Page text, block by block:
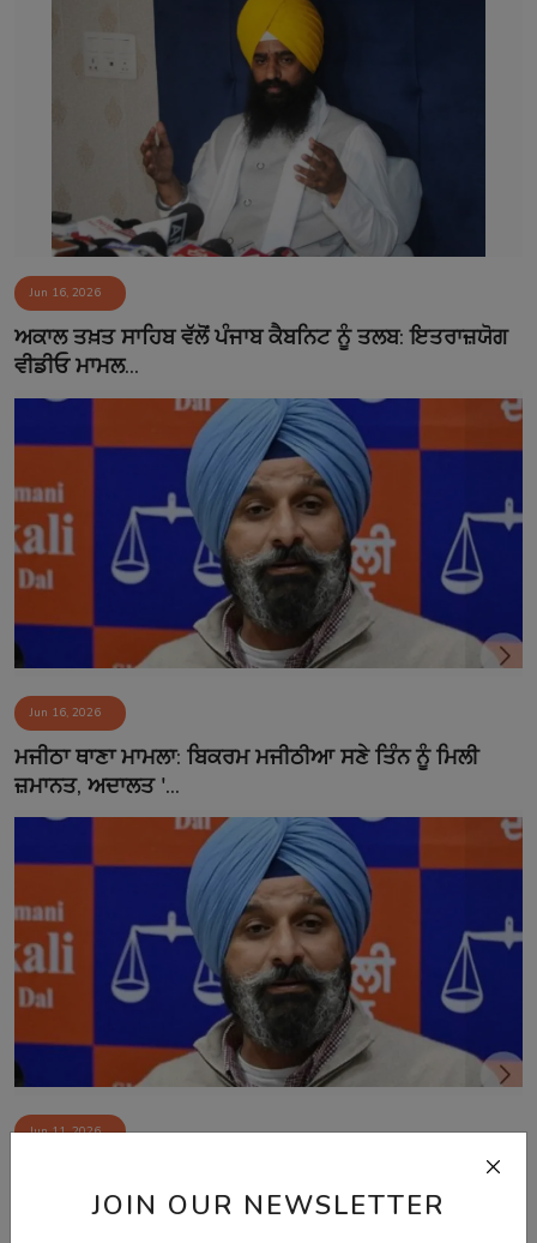
JOIN OUR NEWSLETTER
Jun 16, 2026
ਅਕਾਲ ਤਖ਼ਤ ਸਾਹਿਬ ਵੱਲੋਂ ਪੰਜਾਬ ਕੈਬਨਿਟ ਨੂੰ ਤਲਬ: ਇਤਰਾਜ਼ਯੋਗ
ਵੀਡੀਓ ਮਾਮਲ...
Jun 16, 2026
ਮਜੀਠਾ ਥਾਣਾ ਮਾਮਲਾ: ਬਿਕਰਮ ਮਜੀਠੀਆ ਸਣੇ ਤਿੰਨ ਨੂੰ ਮਿਲੀ
ਜ਼ਮਾਨਤ, ਅਦਾਲਤ '...
Jun 11, 2026
ਫਿਲਹਾਲ ਕੋਈ ਰਾਹਤ ਨ...